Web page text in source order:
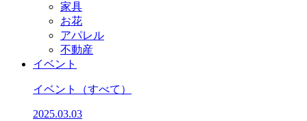
家具
お花
アパレル
不動産
イベント
イベント （すべて）
2025.03.03